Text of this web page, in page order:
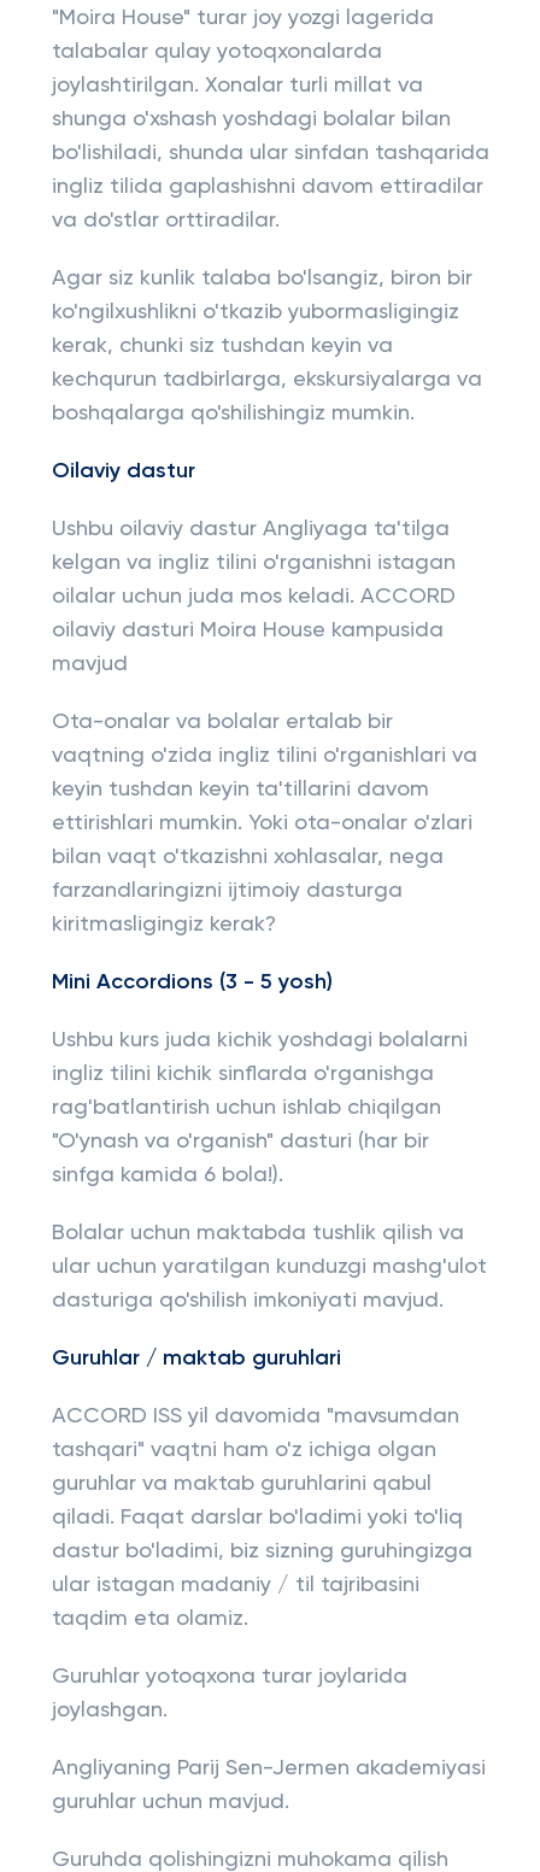
"Moira House" turar joy yozgi lagerida
talabalar qulay yotoqxonalarda
joylashtirilgan. Xonalar turli millat va
shunga o'xshash yoshdagi bolalar bilan
bo'lishiladi, shunda ular sinfdan tashqarida
ingliz tilida gaplashishni davom ettiradilar
va do'stlar orttiradilar.
Agar siz kunlik talaba bo'lsangiz, biron bir
ko'ngilxushlikni o'tkazib yubormasligingiz
kerak, chunki siz tushdan keyin va
kechqurun tadbirlarga, ekskursiyalarga va
boshqalarga qo'shilishingiz mumkin.
Oilaviy dastur
Ushbu oilaviy dastur Angliyaga ta'tilga
kelgan va ingliz tilini o'rganishni istagan
oilalar uchun juda mos keladi. ACCORD
oilaviy dasturi Moira House kampusida
mavjud
Ota-onalar va bolalar ertalab bir
vaqtning o'zida ingliz tilini o'rganishlari va
keyin tushdan keyin ta'tillarini davom
ettirishlari mumkin. Yoki ota-onalar o'zlari
bilan vaqt o'tkazishni xohlasalar, nega
farzandlaringizni ijtimoiy dasturga
kiritmasligingiz kerak?
Mini Accordions (3 - 5 yosh)
Ushbu kurs juda kichik yoshdagi bolalarni
ingliz tilini kichik sinflarda o'rganishga
rag'batlantirish uchun ishlab chiqilgan
"O'ynash va o'rganish" dasturi (har bir
sinfga kamida 6 bola!).
Bolalar uchun maktabda tushlik qilish va
ular uchun yaratilgan kunduzgi mashg'ulot
dasturiga qo'shilish imkoniyati mavjud.
Guruhlar / maktab guruhlari
ACCORD ISS yil davomida "mavsumdan
tashqari" vaqtni ham o'z ichiga olgan
guruhlar va maktab guruhlarini qabul
qiladi. Faqat darslar bo'ladimi yoki to'liq
dastur bo'ladimi, biz sizning guruhingizga
ular istagan madaniy / til tajribasini
taqdim eta olamiz.
Guruhlar yotoqxona turar joylarida
joylashgan.
Angliyaning Parij Sen-Jermen akademiyasi
guruhlar uchun mavjud.
Guruhda qolishingizni muhokama qilish